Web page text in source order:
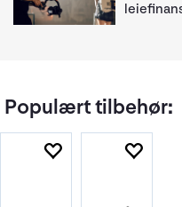
Populært tilbehør: